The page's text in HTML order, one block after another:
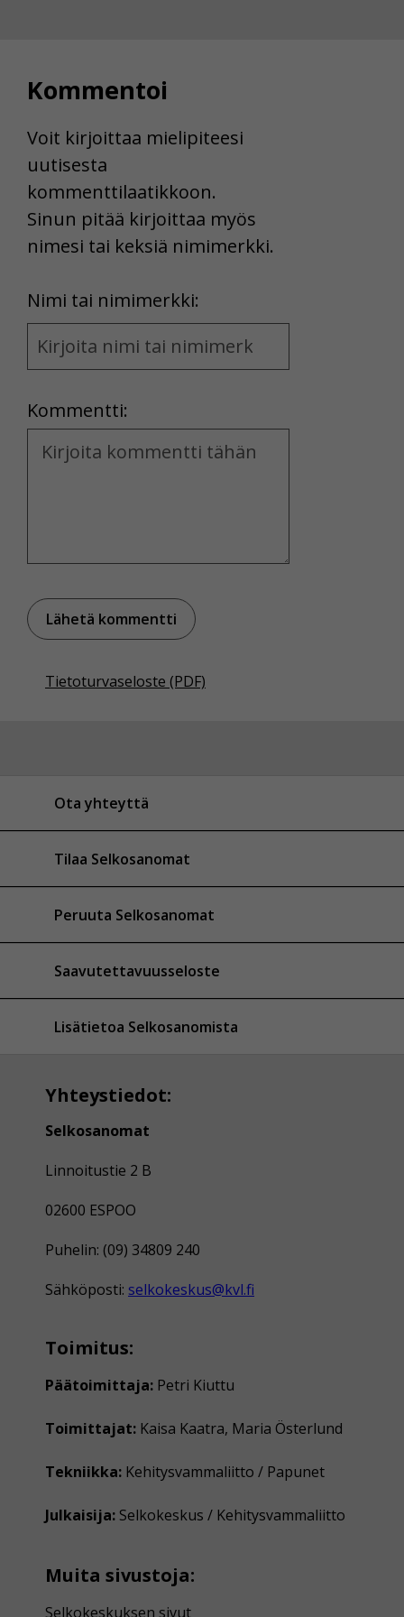
Kommentoi
Voit kirjoittaa mielipiteesi
uutisesta
kommenttilaatikkoon.
Sinun pitää kirjoittaa myös
nimesi tai keksiä nimimerkki.
Nimi tai nimimerkki:
Name
and
Kommentti:
Kommentti
Tietoturvaseloste (PDF)
Ota yhteyttä
Tilaa Selkosanomat
Peruuta Selkosanomat
Saavutettavuusseloste
Lisätietoa Selkosanomista
Yhteystiedot:
Selkosanomat
Linnoitustie 2 B
02600 ESPOO
Puhelin: (09) 34809 240
Sähköposti: selkokeskus@kvl.fi
Toimitus:
Päätoimittaja: Petri Kiuttu
Toimittajat: Kaisa Kaatra, Maria Österlund
Tekniikka: Kehitysvammaliitto / Papunet
Julkaisija: Selkokeskus / Kehitysvammaliitto
Muita sivustoja:
Selkokeskuksen sivut